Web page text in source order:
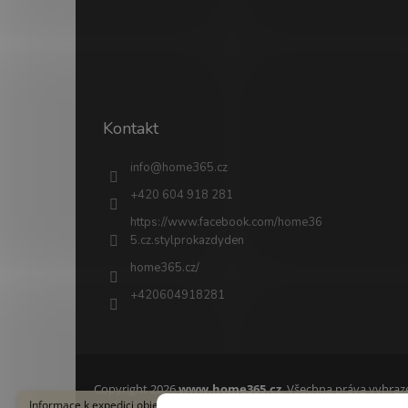
Informace k expedici objednávky Ve dnech 8.–17. srpna 2026 čerpáme letní
Kontakt
info@home365.cz
+420 604 918 281
https://www.facebook.com/home36
5.cz.stylprokazdyden
home365.cz/
+420604918281
Copyright 2026www.home365.cz. Všechna práva